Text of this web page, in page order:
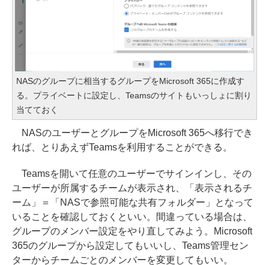
NASのグループに相当するグループをMicrosoft 365に作成す
る。プライベートに設定し、Teamsのサイトもいっしょに割り
当てておく
NASのユーザーとグループをMicrosoft 365へ移行でき
れば、とりあえずTeamsを利用することができる。
Teamsを開いて任意のユーザーでサインインし、その
ユーザーが所属するチームが表示され、「表示されるチ
ーム」＝「NASで参照可能な共有フォルダー」となって
いることを確認しておくといい。間違っている場合は、
グループのメンバー設定をやり直してみよう。Microsoft
365のグループから設定してもいいし、Teams管理セン
ターからチームごとのメンバーを変更してもいい。